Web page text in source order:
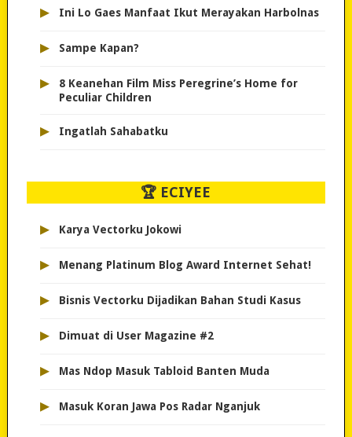
▸ Ini Lo Gaes Manfaat Ikut Merayakan Harbolnas
▸ Sampe Kapan?
▸
8 Keanehan Film Miss Peregrine’s Home for
Peculiar Children
▸ Ingatlah Sahabatku
🏆 ECIYEE
▸ Karya Vectorku Jokowi
▸ Menang Platinum Blog Award Internet Sehat!
▸ Bisnis Vectorku Dijadikan Bahan Studi Kasus
▸ Dimuat di User Magazine #2
▸ Mas Ndop Masuk Tabloid Banten Muda
▸ Masuk Koran Jawa Pos Radar Nganjuk